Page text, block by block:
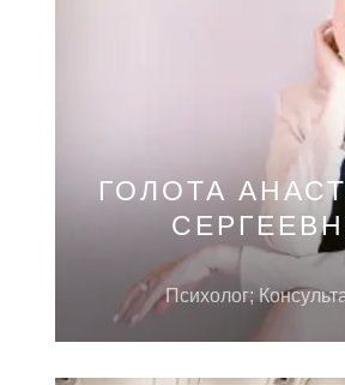
ГОЛОТА
Психолог;